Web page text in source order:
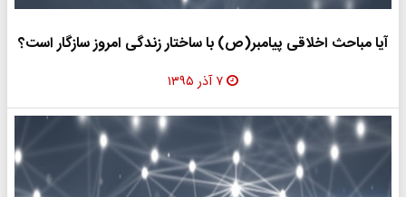
آیا مباحث اخلاقی پیامبر(ص) با ساختار زندگی امروز سازگار است؟
۷ آذر ۱۳۹۵